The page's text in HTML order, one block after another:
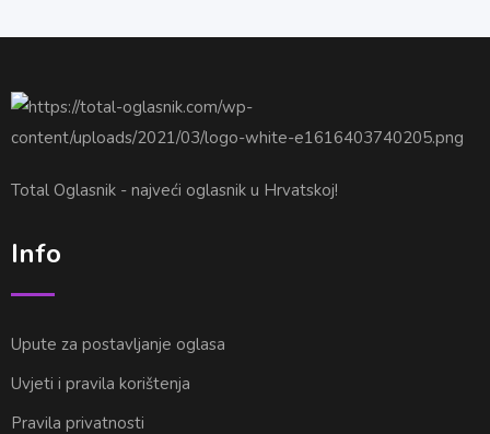
Total Oglasnik - najveći oglasnik u Hrvatskoj!
Info
Upute za postavljanje oglasa
Uvjeti i pravila korištenja
Pravila privatnosti